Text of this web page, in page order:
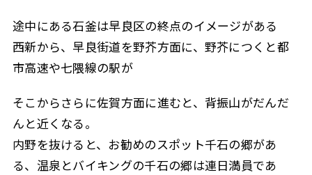
途中にある石釜は早良区の終点のイメージがある
西新から、早良街道を野芥方面に、野芥につくと都
市高速や七隈線の駅が
そこからさらに佐賀方面に進むと、背振山がだんだ
んと近くなる。
内野を抜けると、お勧めのスポット千石の郷があ
る、温泉とバイキングの千石の郷は連日満員であ